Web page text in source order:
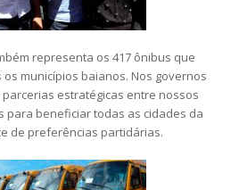
representa os 417 ônibus que
municípios baianos. Nos governos
parcerias estratégicas entre nossos
para beneficiar todas as cidades da
de preferências partidárias.